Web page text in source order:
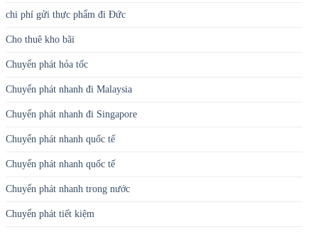
chi phí gửi thực phẩm đi Đức
Cho thuê kho bãi
Chuyển phát hỏa tốc
Chuyển phát nhanh đi Malaysia
Chuyển phát nhanh đi Singapore
Chuyển phát nhanh quốc tế
Chuyển phát nhanh quốc tế
Chuyển phát nhanh trong nước
Chuyển phát tiết kiệm